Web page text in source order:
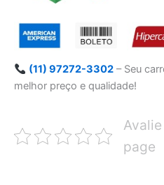
(11) 97272-3302– Seu
melhor preço e qualidade!
page